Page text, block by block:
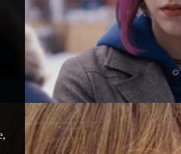
Copyright